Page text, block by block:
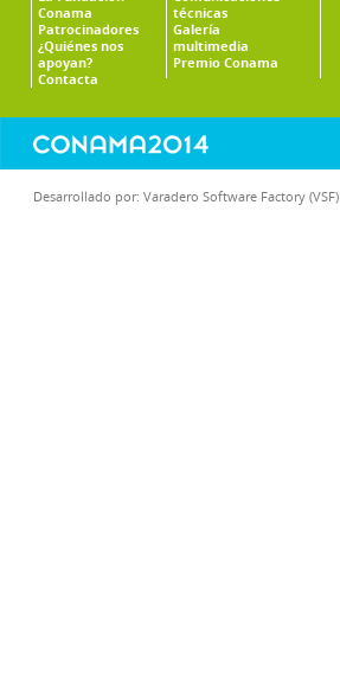
Conama
Patrocinadores
¿Quiénes nos
apoyan?
Contacta
técnicas
Galería
multimedia
Premio Conama
Desarrollado por: Varadero Software Factory (VSF)